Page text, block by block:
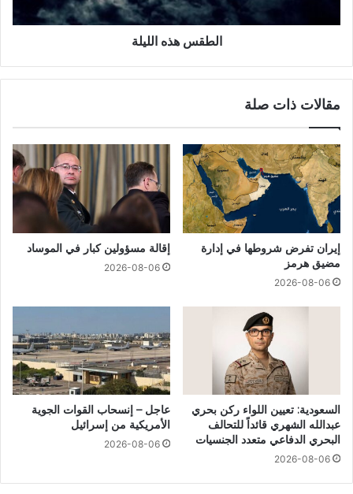
الطقس هذه الليلة
مقالات ذات صلة
إيران تفرض شروطها في إدارة
مضيق هرمز
2026-08-06
إقالة مسؤولين كبار في الموساد
2026-08-06
السعودية: تعيين اللواء ركن بحري
عبدالله الشهري قائداً للتحالف
البحري الدفاعي متعدد الجنسيات
2026-08-06
عاجل – إنسحاب القوات الجوية
الأمريكية من إسرائيل
2026-08-06